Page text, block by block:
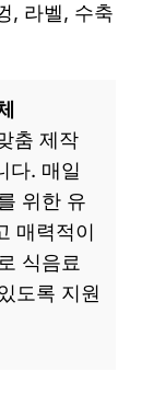
, 라벨, 수축
춤 제작
다. 매일
위한 유
매력적이
식음료
도록 지원